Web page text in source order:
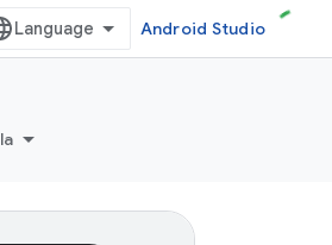
Android Studio